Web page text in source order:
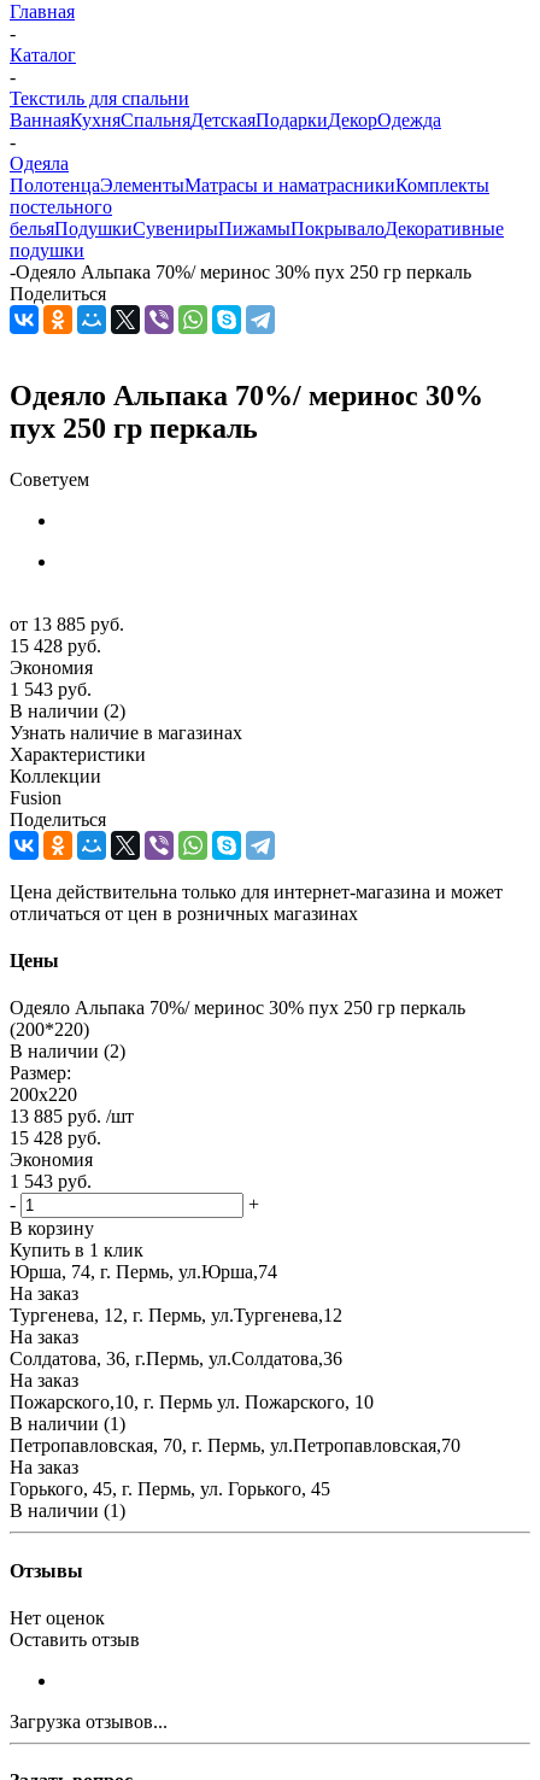
Главная
-
Каталог
-
Текстиль для спальни
ВаннаяКухняСпальняДетскаяПодаркиДекорОдежда
-
Одеяла
ПолотенцаЭлементыМатрасы и наматрасникиКомплекты
постельного
бельяПодушкиСувенирыПижамыПокрывалоДекоративные
подушки
-Одеяло Альпака 70%/ меринос 30% пух 250 гр перкаль
Поделиться
Одеяло Альпака 70%/ меринос 30%
пух 250 гр перкаль
Советуем
от 13 885 руб.
15 428 руб.
Экономия
1 543 руб.
В наличии (2)
Узнать наличие в магазинах
Характеристики
Коллекции
Fusion
Поделиться
Цена действительна только для интернет-магазина и может
отличаться от цен в розничных магазинах
Цены
Одеяло Альпака 70%/ меринос 30% пух 250 гр перкаль
(200*220)
В наличии (2)
Размер:
200х220
13 885 руб. /шт
15 428 руб.
Экономия
1 543 руб.
-
+
В корзину
Купить в 1 клик
Юрша, 74, г. Пермь, ул.Юрша,74
На заказ
Тургенева, 12, г. Пермь, ул.Тургенева,12
На заказ
Солдатова, 36, г.Пермь, ул.Солдатова,36
На заказ
Пожарского,10, г. Пермь ул. Пожарского, 10
В наличии (1)
Петропавловская, 70, г. Пермь, ул.Петропавловская,70
На заказ
Горького, 45, г. Пермь, ул. Горького, 45
В наличии (1)
Отзывы
Нет оценок
Оставить отзыв
Загрузка отзывов...